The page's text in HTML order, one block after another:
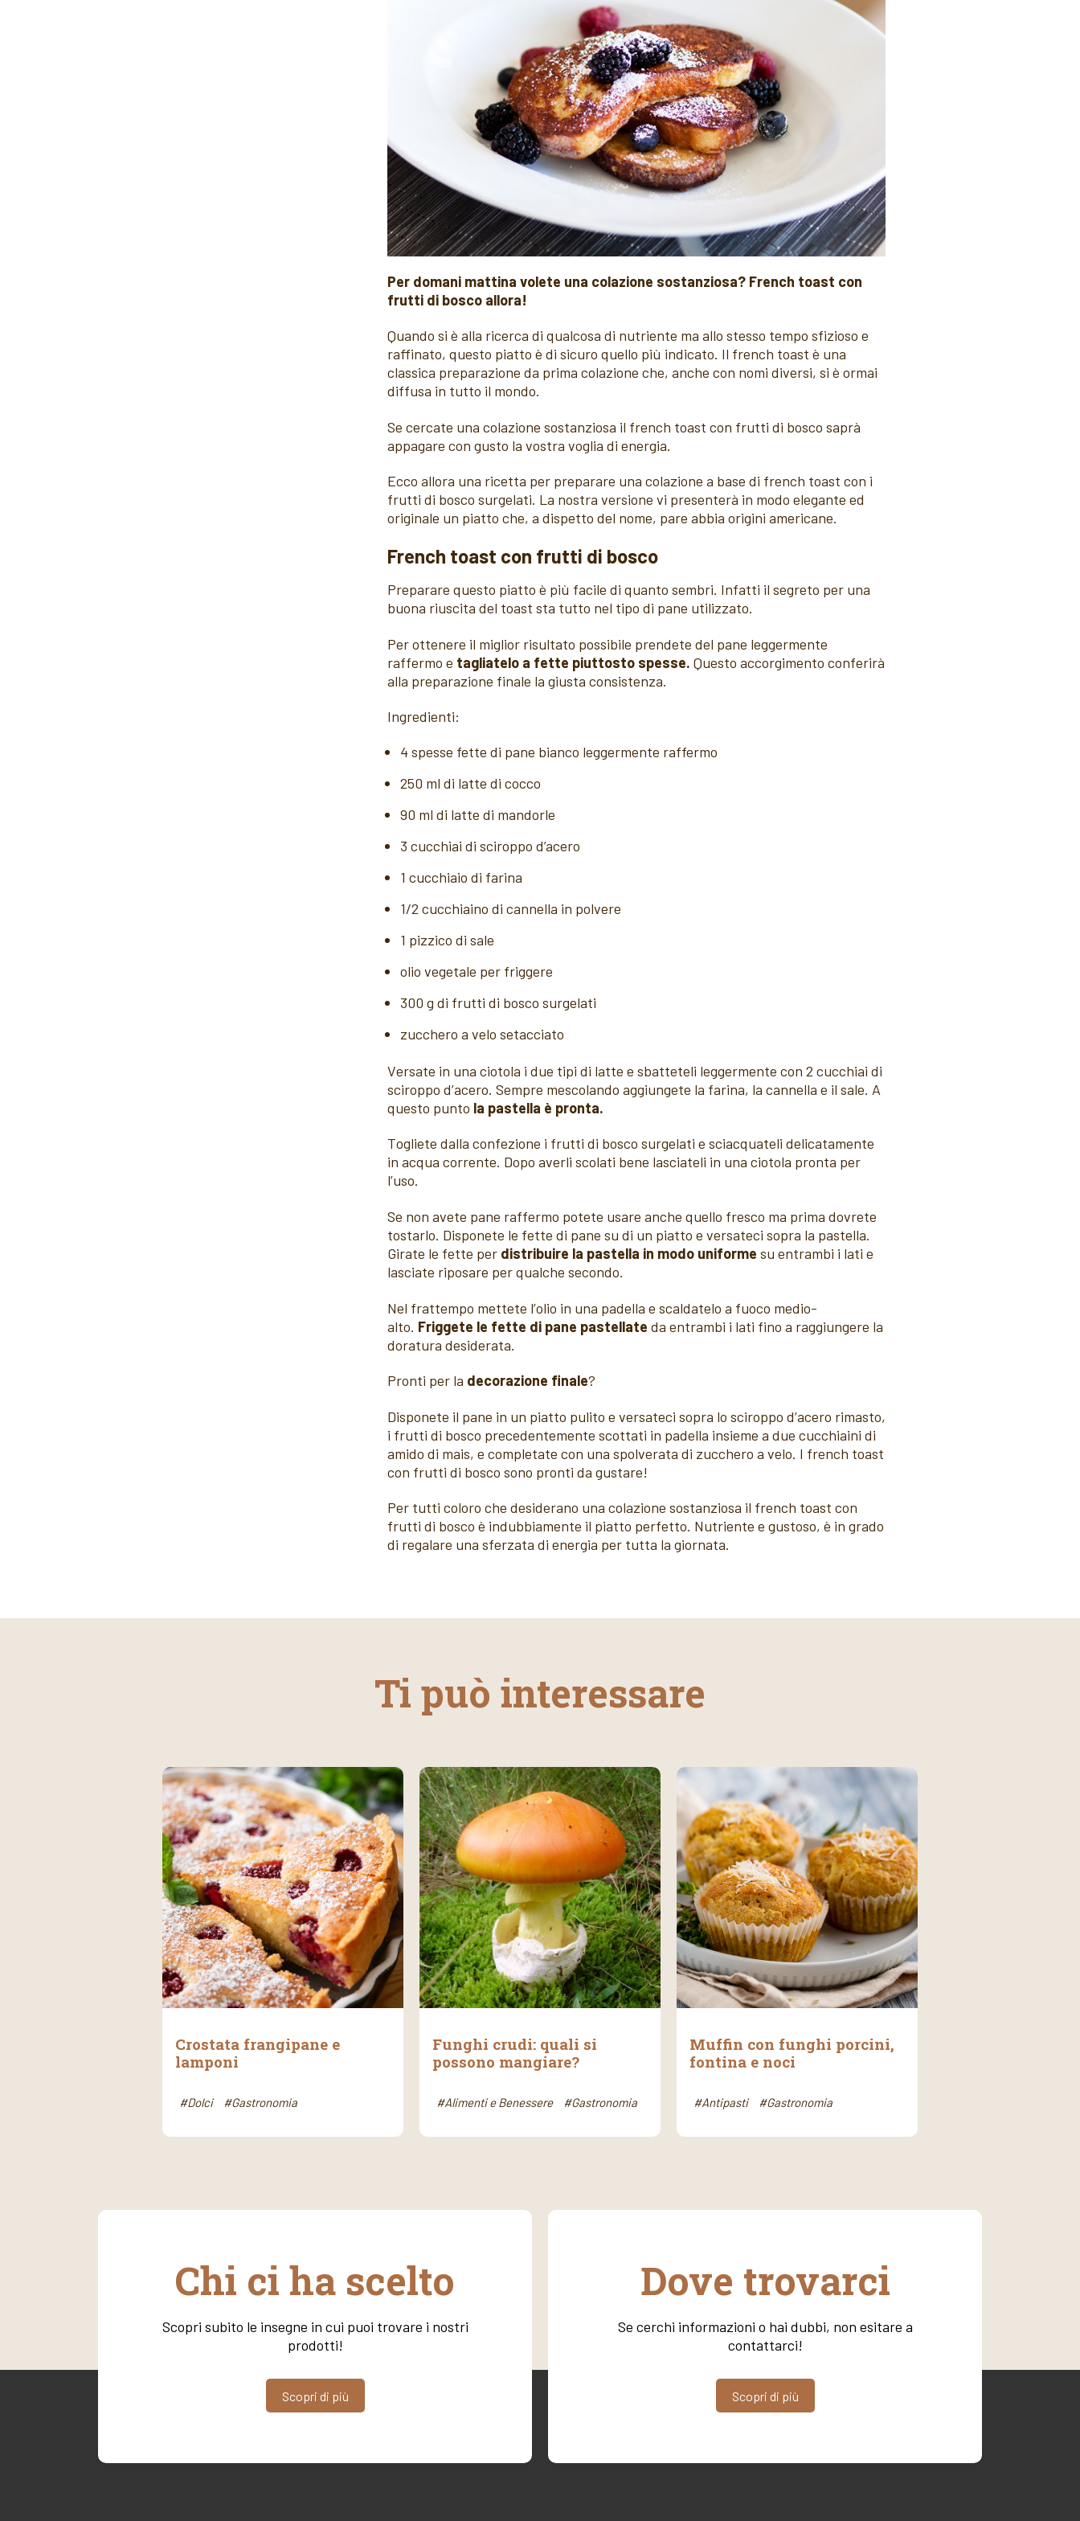
Per domani mattina volete una colazione sostanziosa? French toast con
frutti di bosco allora!
Quando si è alla ricerca di qualcosa di nutriente ma allo stesso tempo sfizioso e
raffinato, questo piatto è di sicuro quello più indicato. Il french toast è una
classica preparazione da prima colazione che, anche con nomi diversi, si è ormai
diffusa in tutto il mondo.
Se cercate una colazione sostanziosa il french toast con frutti di bosco saprà
appagare con gusto la vostra voglia di energia.
Ecco allora una ricetta per preparare una colazione a base di french toast con i
frutti di bosco surgelati. La nostra versione vi presenterà in modo elegante ed
originale un piatto che, a dispetto del nome, pare abbia origini americane.
French toast con frutti di bosco
Preparare questo piatto è più facile di quanto sembri. Infatti il segreto per una
buona riuscita del toast sta tutto nel tipo di pane utilizzato.
Per ottenere il miglior risultato possibile prendete del pane leggermente
raffermo e tagliatelo a fette piuttosto spesse. Questo accorgimento conferirà
alla preparazione finale la giusta consistenza.
Ingredienti:
4 spesse fette di pane bianco leggermente raffermo
250 ml di latte di cocco
90 ml di latte di mandorle
3 cucchiai di sciroppo d’acero
1 cucchiaio di farina
1/2 cucchiaino di cannella in polvere
1 pizzico di sale
olio vegetale per friggere
300 g di frutti di bosco surgelati
zucchero a velo setacciato
Versate in una ciotola i due tipi di latte e sbatteteli leggermente con 2 cucchiai di
sciroppo d’acero. Sempre mescolando aggiungete la farina, la cannella e il sale. A
questo punto la pastella è pronta.
Togliete dalla confezione i frutti di bosco surgelati e sciacquateli delicatamente
in acqua corrente. Dopo averli scolati bene lasciateli in una ciotola pronta per
l’uso.
Se non avete pane raffermo potete usare anche quello fresco ma prima dovrete
tostarlo. Disponete le fette di pane su di un piatto e versateci sopra la pastella.
Girate le fette per distribuire la pastella in modo uniforme su entrambi i lati e
lasciate riposare per qualche secondo.
Nel frattempo mettete l’olio in una padella e scaldatelo a fuoco medio-
alto. Friggete le fette di pane pastellate da entrambi i lati fino a raggiungere la
doratura desiderata.
Pronti per la decorazione finale?
Disponete il pane in un piatto pulito e versateci sopra lo sciroppo d’acero rimasto,
i frutti di bosco precedentemente scottati in padella insieme a due cucchiaini di
amido di mais, e completate con una spolverata di zucchero a velo. I french toast
con frutti di bosco sono pronti da gustare!
Per tutti coloro che desiderano una colazione sostanziosa il french toast con
frutti di bosco è indubbiamente il piatto perfetto. Nutriente e gustoso, è in grado
di regalare una sferzata di energia per tutta la giornata.
Ti può interessare
Crostata frangipane e
lamponi
#Dolci #Gastronomia
Funghi crudi: quali si
possono mangiare?
#Alimenti e Benessere #Gastronomia
Muffin con funghi porcini,
fontina e noci
#Antipasti #Gastronomia
Chi ci ha scelto
Scopri subito le insegne in cui puoi trovare i nostri
prodotti!
Scopri di più
Dove trovarci
Se cerchi informazioni o hai dubbi, non esitare a
contattarci!
Scopri di più